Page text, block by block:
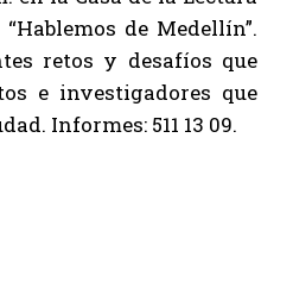
de Medellín”.
retos y desafíos que
e investigadores que
Informes: 511 13 09.